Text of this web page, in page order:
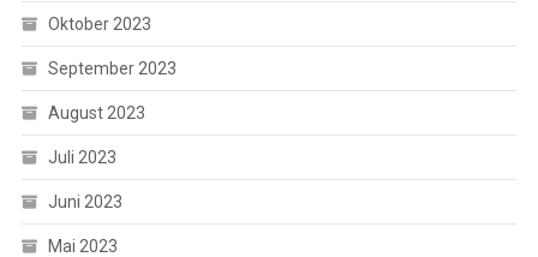
Oktober 2023
September 2023
August 2023
Juli 2023
Juni 2023
Mai 2023